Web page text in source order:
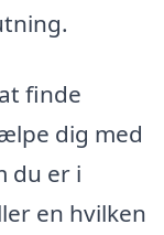
finde
dig med
du er i
en hvilken